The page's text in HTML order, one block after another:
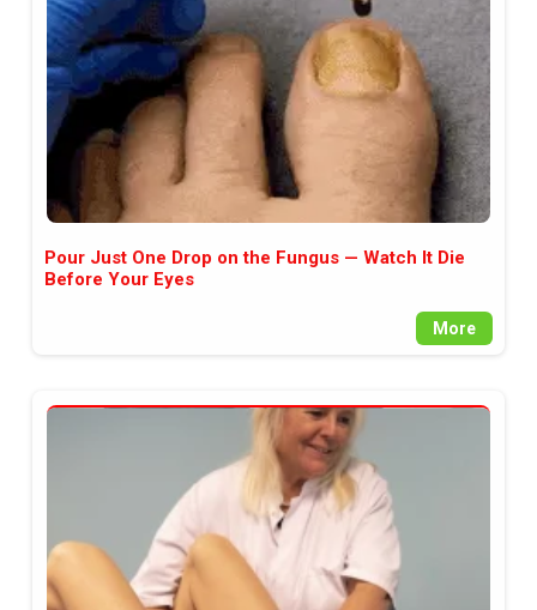
Pour Just One Drop on the Fungus — Watch It Die
Before Your Eyes
More